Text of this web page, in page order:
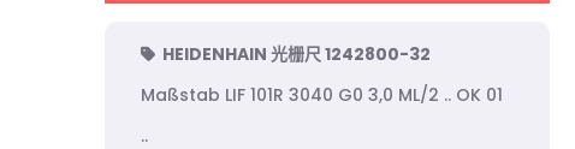
HEIDENHAIN 光栅尺 1242800-32
Maßstab LIF 101R 3040 G0 3,0 ML/2 .. OK 01
..